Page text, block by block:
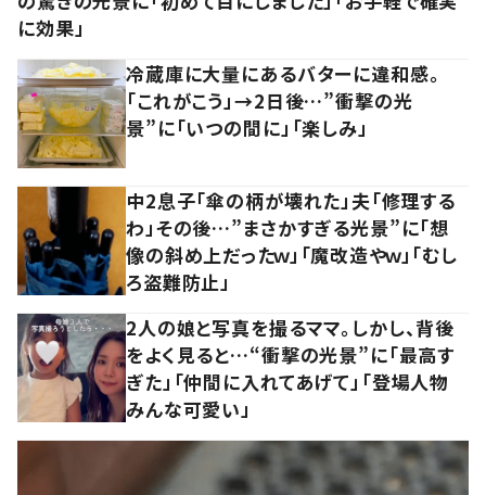
に効果」
冷蔵庫に大量にあるバターに違和感。
「これがこう」→2日後…”衝撃の光
景”に「いつの間に」「楽しみ」
中2息子「傘の柄が壊れた」夫「修理する
わ」その後…”まさかすぎる光景”に「想
像の斜め上だったｗ」「魔改造やｗ」「むし
ろ盗難防止」
2人の娘と写真を撮るママ。しかし、背後
をよく見ると…“衝撃の光景”に「最高す
ぎた」「仲間に入れてあげて」「登場人物
みんな可愛い」